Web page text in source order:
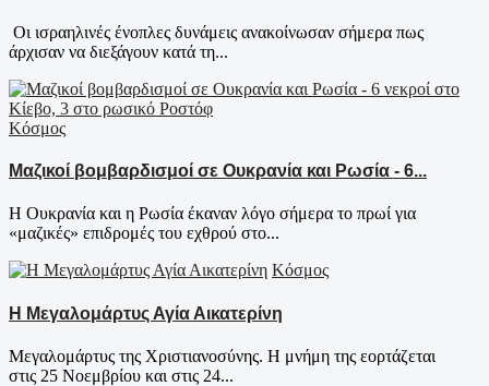
Οι ισραηλινές ένοπλες δυνάμεις ανακοίνωσαν σήμερα πως
άρχισαν να διεξάγουν κατά τη...
Κόσμος
Μαζικοί βομβαρδισμοί σε Ουκρανία και Ρωσία - 6...
Η Ουκρανία και η Ρωσία έκαναν λόγο σήμερα το πρωί για
«μαζικές» επιδρομές του εχθρού στο...
Κόσμος
Η Μεγαλομάρτυς Αγία Αικατερίνη
Μεγαλομάρτυς της Χριστιανοσύνης. Η μνήμη της εορτάζεται
στις 25 Νοεμβρίου και στις 24...